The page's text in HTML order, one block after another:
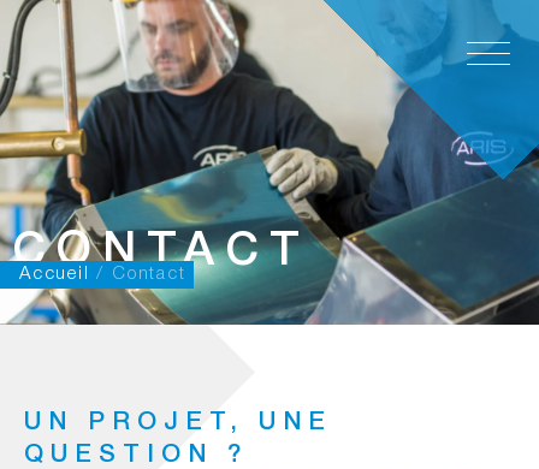
FR
CONTACT
Accueil / Contact
UN PROJET, UNE
QUESTION ?